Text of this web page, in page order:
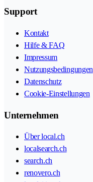
Support
Kontakt
Hilfe & FAQ
Impressum
Nutzungsbedingungen
Datenschutz
Cookie-Einstellungen
Unternehmen
Über local.ch
localsearch.ch
search.ch
renovero.ch